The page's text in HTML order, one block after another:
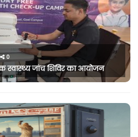
0
जांच शिविर का आयोजन